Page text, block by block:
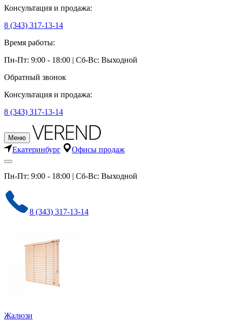
Консультация и продажа:
8 (343) 317-13-14
Время работы:
Пн-Пт: 9:00 - 18:00 | Сб-Вс: Выходной
Обратный звонок
Консультация и продажа:
8 (343) 317-13-14
Меню
Екатеринбург Офисы продаж
Пн-Пт: 9:00 - 18:00 | Сб-Вс: Выходной
8 (343) 317-13-14
Жалюзи